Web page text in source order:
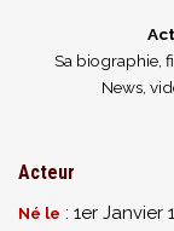
Sa biographie,
News,
Acteur
Né le : 1er Janvier